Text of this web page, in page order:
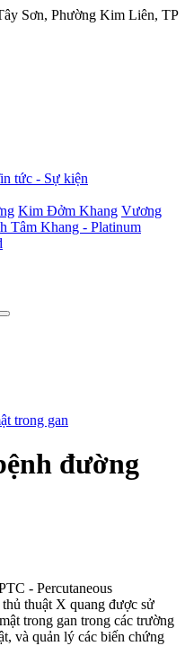
Sơn, Phường Kim Liên, TP
tức - Sự kiện
Kim Đởm Khang Vương
Tâm Khang - Platinum
trong gan
đường
- Percutaneous
thuật X quang được sử
trong gan trong các trường
và quản lý các biến chứng